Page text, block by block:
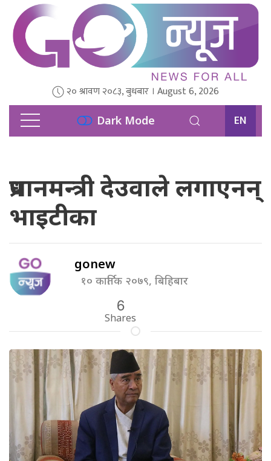
२० श्रावण २०८३, बुधबार । August 6, 2026
Dark Mode EN
प्रधानमन्त्री देउवाले लगाएनन्
भाइटीका
gonew
१० कार्तिक २०७९, बिहिबार
6
Shares